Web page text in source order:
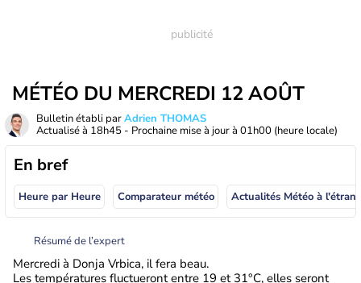
MÉTÉO DU MERCREDI 12 AOÛT
Bulletin établi parAdrien THOMAS
Actualisé à 18h45 - Prochaine mise à jour à 01h00 (heure locale)
En bref
Heure par Heure Comparateur météo
Résumé de l’expert
Mercredi à Donja Vrbica, il fera beau.
Les températures fluctueront entre 19 et 31°C, elles seront